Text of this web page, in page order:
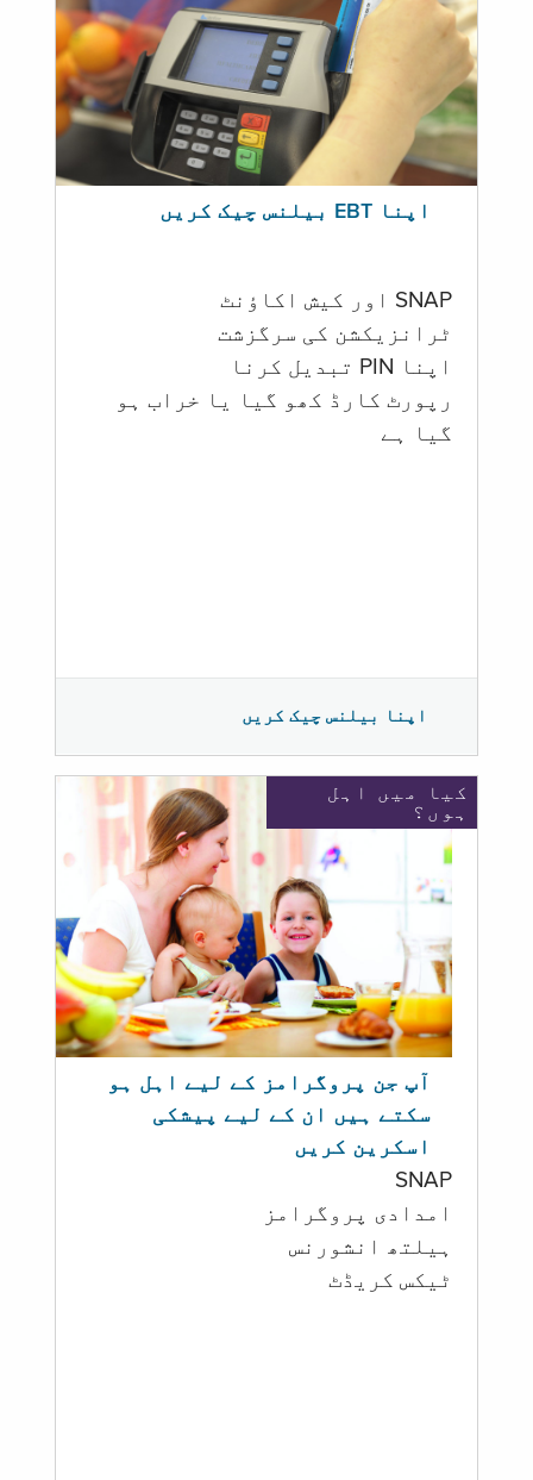
اپنا EBT بیلنس چیک کریں
SNAP اور کیش اکاؤنٹ
ٹرانزیکشن کی سرگزشت
اپنا PIN تبدیل کرنا
رپورٹ کارڈ کھو گیا یا خراب ہو
گيا ہے
اپنا بیلنس چیک کریں
کیا میں اہل
ہوں؟
آپ جن پروگرامز کے لیے اہل ہو
سکتے ہیں ان کے لیے پیشکی
اسکرین کریں
SNAP
امدادی پروگرامز
‏ہیلتھ انشورنس
ٹیکس کریڈٹ